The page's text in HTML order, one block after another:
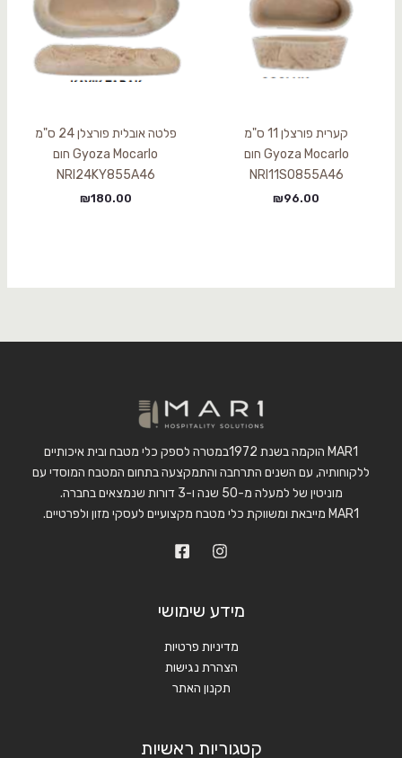
קערית פורצלן 11 ס"מ
Gyoza Mocarlo חום
NRI11SO855A46
₪96.00
פלטה אובלית פורצלן 24 ס"מ
Gyoza Mocarlo חום
NRI24KY855A46
₪180.00
MAR1 הוקמה בשנת 1972במטרה לספק כלי מטבח ובית איכותיים
ללקוחותיה, עם השנים התרחבה והתמקצעה בתחום המטבח המוסדי עם
מוניטין של למעלה מ-50 שנה ו-3 דורות שנמצאים בחברה.
MAR1 מייבאת ומשווקת כלי מטבח מקצועיים לעסקי מזון ולפרטיים.
מידע שימושי
מדיניות פרטיות
הצהרת נגישות
תקנון האתר
קטגוריות ראשיות